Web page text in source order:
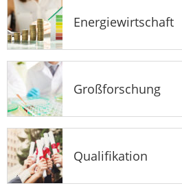
Energiewirtschaft
Großforschung
Qualifikation